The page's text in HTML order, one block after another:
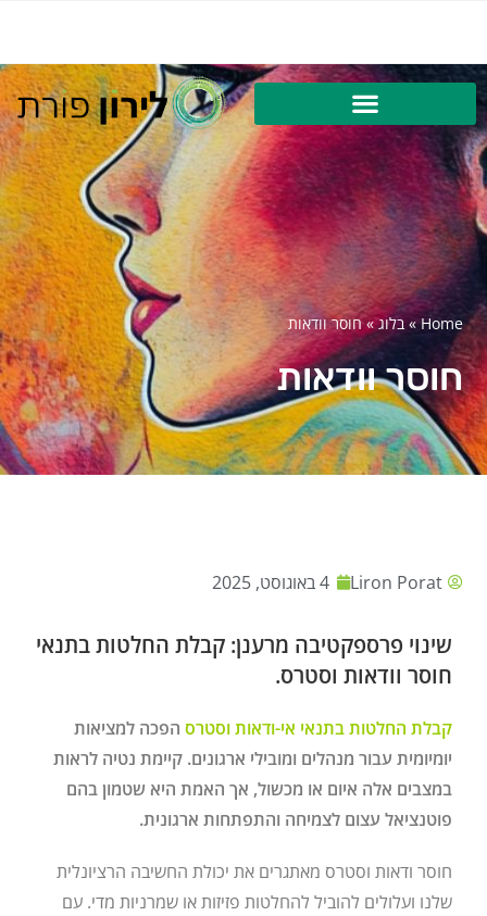
Home
»בלוג»חוסר וודאות
חוסר וודאות
Liron Porat 4 באוגוסט, 2025
שינוי פרספקטיבה מרענן: קבלת החלטות בתנאי
חוסר וודאות וסטרס.
קבלת החלטות בתנאי אי-ודאות וסטרס הפכה למציאות
יומיומית עבור מנהלים ומובילי ארגונים. קיימת נטיה לראות
במצבים אלה איום או מכשול, אך האמת היא שטמון בהם
פוטנציאל עצום לצמיחה והתפתחות ארגונית.
חוסר ודאות וסטרס מאתגרים את יכולת החשיבה הרציונלית
שלנו ועלולים להוביל להחלטות פזיזות או שמרניות מדי. עם